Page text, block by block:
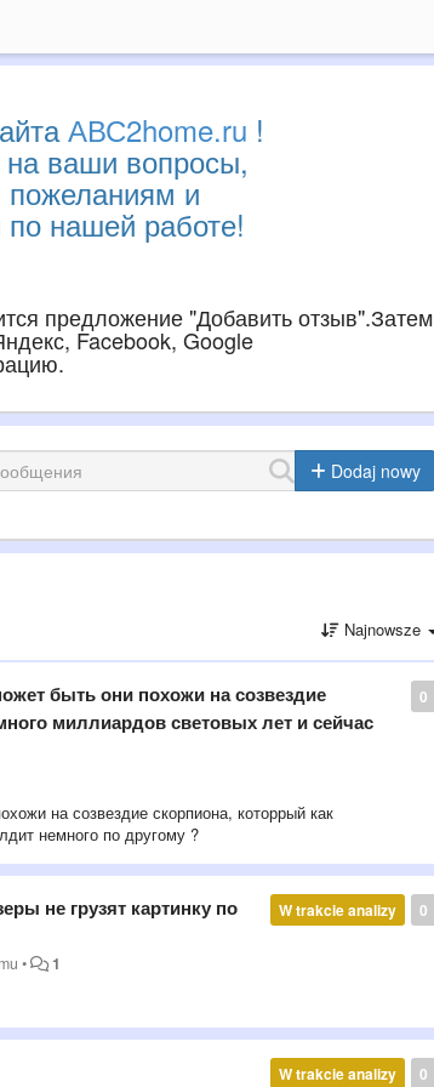
АВС2home.ru !
ваши вопросы,
и
нашей работе!
предложение "Добавить отзыв".Затем
Facebook, Google
Dodaj nowy
Najnowsze
0
быть они похожи на созвездие
миллиардов световых лет и сейчас
на созвездие скорпиона, которрый как
немного по другому ?
0
W trakcie analizy
не грузят картинку по
• 1
0
W trakcie analizy